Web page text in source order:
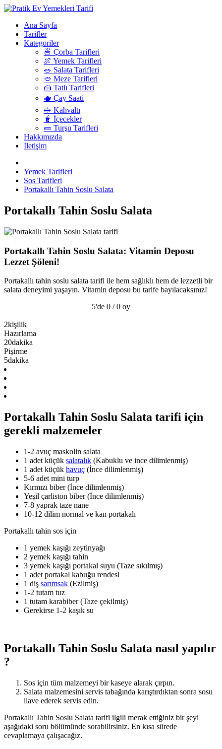
Ana Sayfa
Tarifler
Kategoriler
🍜 Çorba Tarifleri
🍖 Yemek Tarifleri
🥗 Salata Tarifleri
🥙 Meze Tarifleri
🍰 Tatlı Tarifleri
🫖 Çay Saati
🥪 Kahvaltı
🧋 İçecekler
🥒 Turşu Tarifleri
Hakkımızda
İletişim
Yemek Tarifleri
Sos Tarifleri
Portakallı Tahin Soslu Salata
Portakallı Tahin Soslu Salata
Portakallı Tahin Soslu Salata: Vitamin Deposu
Lezzet Şöleni!
Portakallı tahin soslu salata tarifi ile hem sağlıklı hem de lezzetli bir
salata deneyimi yaşayın. Vitamin deposu bu tarife bayılacaksınız!
5'de 0 / 0 oy
2kişilik
Hazırlama
20dakika
Pişirme
5dakika
Portakallı Tahin Soslu Salata tarifi için
gerekli malzemeler
1-2 avuç maskolin salata
1 adet küçük salatalık (Kabuklu ve ince dilimlenmiş)
1 adet küçük havuç (İnce dilimlenmiş)
5-6 adet mini turp
Kırmızı biber (İnce dilimlenmiş)
Yeşil çarliston biber (İnce dilimlenmiş)
7-8 yaprak taze nane
10-12 dilim normal ve kan portakalı
Portakallı tahin sos için
1 yemek kaşığı zeytinyağı
2 yemek kaşığı tahin
3 yemek kaşığı portakal suyu (Taze sıkılmış)
1 adet portakal kabuğu rendesi
1 diş sarımsak (Ezilmiş)
1-2 tutam tuz
1 tutam karabiber (Taze çekilmiş)
Gerekirse 1-2 kaşık su
Portakallı Tahin Soslu Salata nasıl yapılır
?
Sos için tüm malzemeyi bir kaseye alarak çırpın.
Salata malzemesini servis tabağında karıştırdıktan sonra sosu
ilave ederek servis edin.
Portakallı Tahin Soslu Salata tarifi ilgili merak ettiğiniz bir şeyi
aşağıdaki soru bölümünde sorabilirsiniz. En kısa sürede
cevaplamaya çalışacağız.